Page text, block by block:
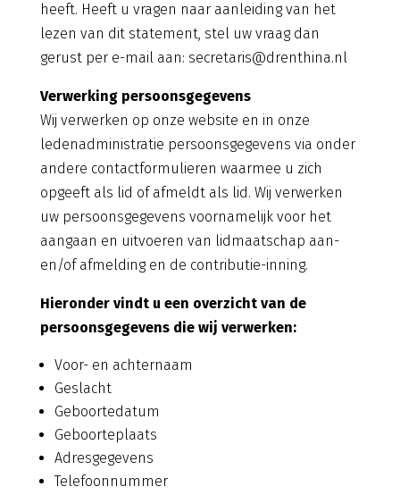
heeft. Heeft u vragen naar aanleiding van het
lezen van dit statement, stel uw vraag dan
gerust per e-mail aan: secretaris@drenthina.nl
Verwerking persoonsgegevens
Wij verwerken op onze website en in onze
ledenadministratie persoonsgegevens via onder
andere contactformulieren waarmee u zich
opgeeft als lid of afmeldt als lid. Wij verwerken
uw persoonsgegevens voornamelijk voor het
aangaan en uitvoeren van lidmaatschap aan-
en/of afmelding en de contributie-inning.
Hieronder vindt u een overzicht van de
persoonsgegevens die wij verwerken:
Voor- en achternaam
Geslacht
Geboortedatum
Geboorteplaats
Adresgegevens
Telefoonnummer